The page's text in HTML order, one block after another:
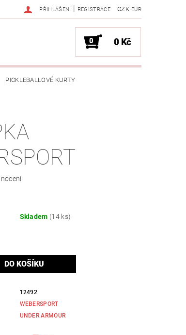
CZK EUR
PŘIHLÁŠENÍ | REGISTRACE
0 0 Kč
PICKLEBALLOVÉ KURTY
Skladem (14 ks)
12492
WEBERSPORT
UNDER ARMOUR